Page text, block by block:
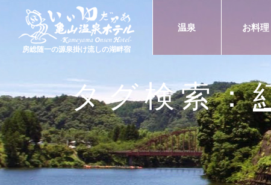
房総随一の源泉掛け流しの湖畔宿
温泉 お料理
タグ検索：